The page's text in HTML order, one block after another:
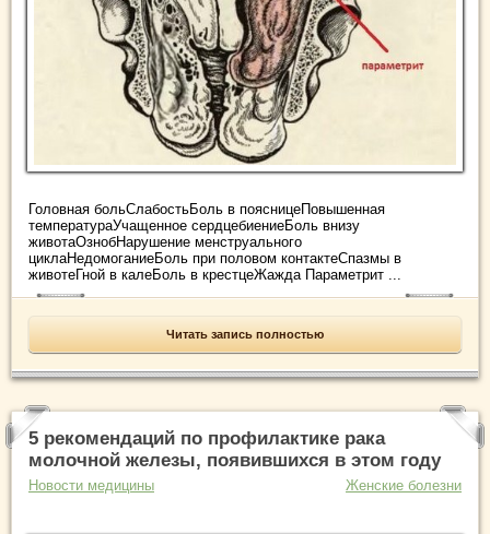
Головная больСлабостьБоль в поясницеПовышенная
температураУчащенное сердцебиениеБоль внизу
животаОзнобНарушение менструального
циклаНедомоганиеБоль при половом контактеСпазмы в
животеГной в калеБоль в крестцеЖажда Параметрит ...
Читать запись полностью
5 рекомендаций по профилактике рака
молочной железы, появившихся в этом году
Новости медицины Женские болезни